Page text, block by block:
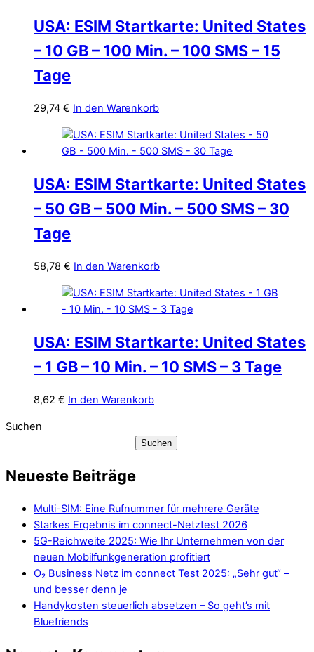
USA: ESIM Startkarte: United States
– 10 GB – 100 Min. – 100 SMS – 15
Tage
29,74 € In den Warenkorb
USA: ESIM Startkarte: United States
– 50 GB – 500 Min. – 500 SMS – 30
Tage
58,78 € In den Warenkorb
USA: ESIM Startkarte: United States
– 1 GB – 10 Min. – 10 SMS – 3 Tage
8,62 € In den Warenkorb
Suchen
Suchen
Neueste Beiträge
Multi-SIM: Eine Rufnummer für mehrere Geräte
Starkes Ergebnis im connect-Netztest 2026
5G-Reichweite 2025: Wie Ihr Unternehmen von der
neuen Mobilfunkgeneration profitiert
O₂ Business Netz im connect Test 2025: „Sehr gut“ –
und besser denn je
Handykosten steuerlich absetzen – So geht’s mit
Bluefriends